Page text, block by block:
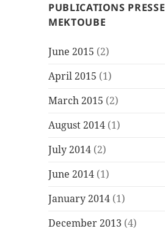
PUBLICATIONS PRESSE
MEKTOUBE
June 2015 (2)
April 2015 (1)
March 2015 (2)
August 2014 (1)
July 2014 (2)
June 2014 (1)
January 2014 (1)
December 2013 (4)